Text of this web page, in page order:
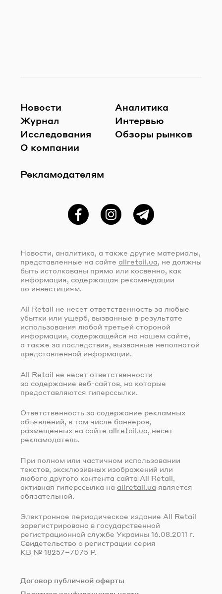
Новости
Журнал
Исследования
О компании
Рекламодателям
Аналитика
Интервью
Обзоры рынков
ФейсбукInstagramTelegram
Новости, аналитика, а также другие материалы,
представленные на сайте allretail.ua, не должны
быть истолкованы прямо или косвенно, как
информация, содержащая рекомендации
по инвестициям.
All Retail не несет ответственность за любые
убытки или ущерб, вызванные в результате
использования любой третьей стороной
информации, содержащейся на нашем сайте,
а также за последствия, вызванные неполнотой
представленной информации.
All Retail не несет ответственности
за содержание веб-сайтов, на которые
предоставляются гиперссылки.
Ответственность за содержание рекламных
объявлений, в том числе баннеров,
размещенных на сайте allretail.ua, несет
рекламодатель.
При полном или частичном использовании
текстов, эксклюзивных изображений или
любого другого контента сайта All Retail,
активная гиперссылка на allretail.ua является
обязательной.
Электронное периодическое издание All Retail
зарегистрировано в государственной
регистрационной службе Украины 16.08.2011 г.
Свидетельство о регистрации серия
КВ № 18257–7075 Р.
Договор публичной оферты